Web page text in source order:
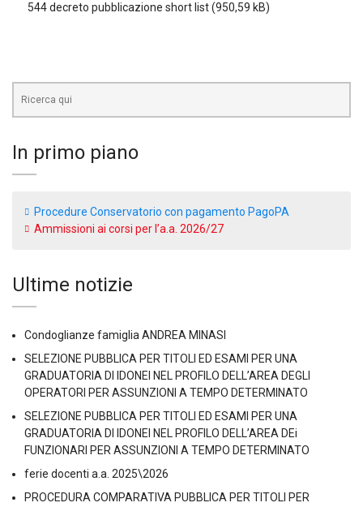
544 decreto pubblicazione short list
In primo piano
Procedure Conservatorio con pagamento PagoPA
Ammissioni ai corsi per l’a.a. 2026/27
Ultime notizie
Condoglianze famiglia ANDREA MINASI
SELEZIONE PUBBLICA PER TITOLI ED ESAMI PER UNA
GRADUATORIA DI IDONEI NEL PROFILO DELL’AREA DEGLI
OPERATORI PER ASSUNZIONI A TEMPO DETERMINATO
SELEZIONE PUBBLICA PER TITOLI ED ESAMI PER UNA
GRADUATORIA DI IDONEI NEL PROFILO DELL’AREA DEi
FUNZIONARI PER ASSUNZIONI A TEMPO DETERMINATO
ferie docenti a.a. 2025\2026
PROCEDURA COMPARATIVA PUBBLICA PER TITOLI PER